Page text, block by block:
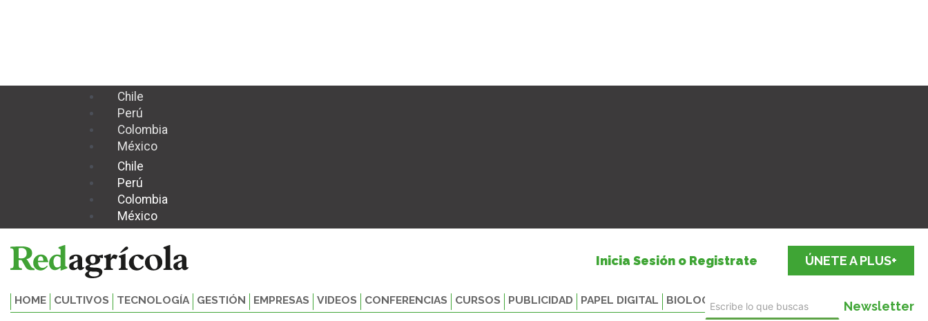
Chile
Perú
Colombia
México
Chile
Perú
Colombia
México
Inicia Sesión o Registrate ÚNETE A PLUS+
HOME CULTIVOS TECNOLOGÍA GESTIÓN EMPRESAS VIDEOS CONFERENCIAS CURSOS PUBLICIDAD PAPEL DIGITAL BIOLOGICALS Newsletter
sostenible